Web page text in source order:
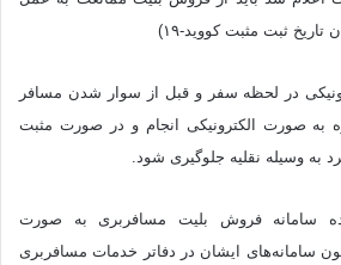
در لحظه سفر و قبل از سوار شدن مسافر
به صورت الکترونیکی انجام و در صورت مثبت
به وسیله نقلیه جلوگیری شود.
سامانه فروش بلیت مسافربری به صورت
سامانه‌های ایشان در دفاتر خدمات مسافربری